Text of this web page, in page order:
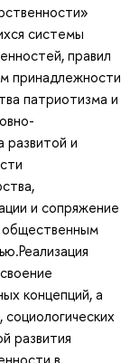
системы
правил
принадлежности
патриотизма и
развитой и
и сопряжение
общественным
концепций, а
социологических
развития